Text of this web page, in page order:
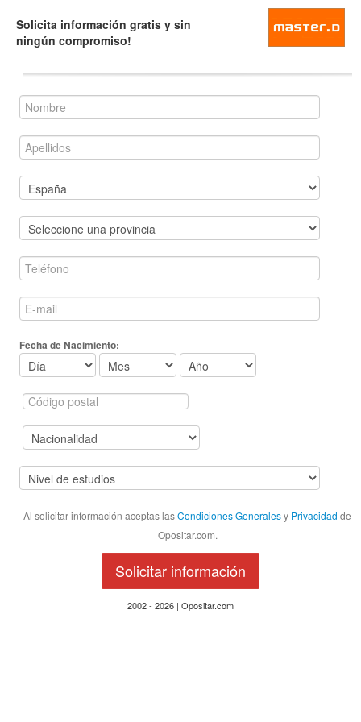
Solicita información gratis y sin
ningún compromiso!
Fecha de Nacimiento:
Al solicitar información aceptas lasCondiciones Generalesy Privacidad de
Opositar.com.
Solicitar información
2002 - 2026 | Opositar.com